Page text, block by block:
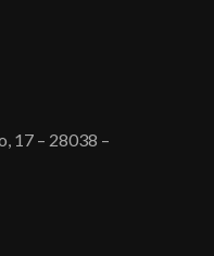
17 – 28038 –